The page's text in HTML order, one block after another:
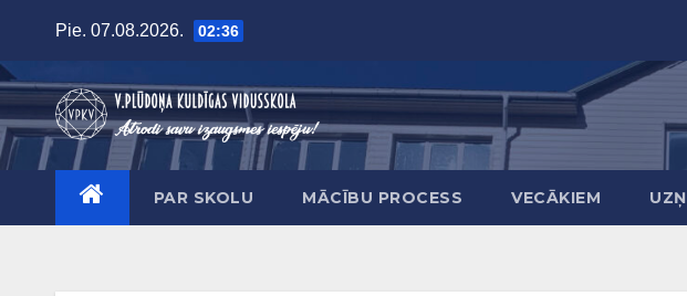
content
Pie. 07.08.2026. 02:36
PAR SKOLU MĀCĪBU PROCESS VECĀKIEM